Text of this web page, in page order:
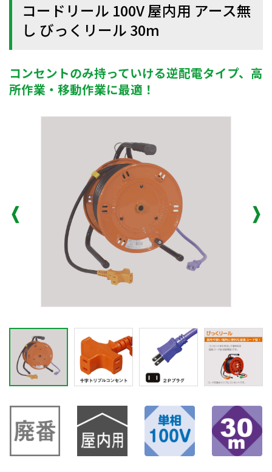
コードリール 100V 屋内用 アース無
し びっくリール 30m
コンセントのみ持っていける逆配電タイプ、高
所作業・移動作業に最適！